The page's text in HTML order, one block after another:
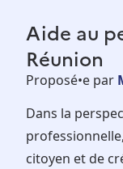
Aide au
Réunion
Proposé•e par
Dans la
citoyen et de